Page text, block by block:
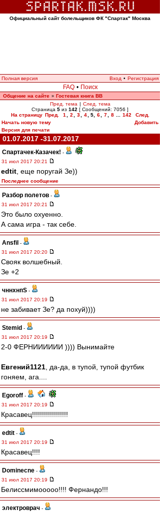
Официальный сайт болельщиков ФК "Спартак" Москва
Полная версия Вход • Регистрация
FAQ • Поиск
Общение на сайте » Гостевая книга ВВ
Пред. тема | След. тема
Страница 5 из 142 [ Сообщений: 7056 ]
На страницу Пред. 1 2 3 4 5, 6 7 8 142
След.
Начать новую тему
Добавить
Версия для печати
01.07.2017 -31.07.2017
Спартачек-Казачек! -
31 июл 2017 20:21
edtit , еще поругай Зе))
Последнее сообщение
Разбор полетов -
31 июл 2017 20:21
Это было охуенно.
А сама игра - так себе.
Ansfil -
31 июл 2017 20:20
Свояк волшебный.
Зе +2
чннхнпS -
31 июл 2017 20:19
не забивает Зе? да похуй))))
Stemid -
31 июл 2017 20:19
2-0 ФЕРНИИИИИИ )))) Вынимайте
Евгений1121 , да-да, в тупой, тупой футбик
гоняем, ага....
Egoroff -
31 июл 2017 20:19
Красавец!!!!!!!!!!!!!!!!!!
edtit -
31 июл 2017 20:19
Красавец!!!!
Dominecne -
31 июл 2017 20:19
Белиссмимооооо!!!! Фернандо!!!
электроврач -